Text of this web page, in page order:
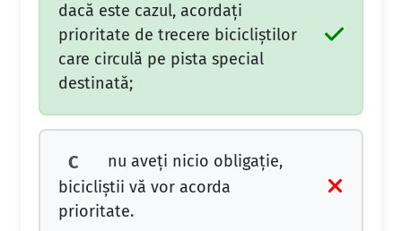
dacă este cazul, acordaţi
prioritate de trecere bicicliştilor
care circulă pe pista special
destinată;
C
nu aveţi nicio obligaţie,
bicicliştii vă vor acorda
prioritate.